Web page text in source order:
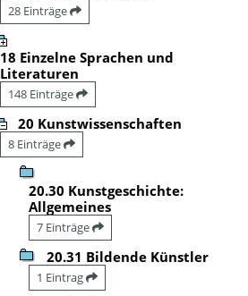
28 Einträge
18 Einzelne Sprachen und
Literaturen
148 Einträge
20 Kunstwissenschaften
8 Einträge
20.30 Kunstgeschichte:
Allgemeines
7 Einträge
20.31 Bildende Künstler
1 Eintrag